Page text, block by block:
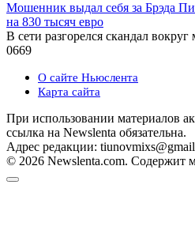
Мошенник выдал себя за Брэда
на 830 тысяч евро
В сети разгорелся скандал
0669
О сайте Ньюслента
Карта сайта
При использовании материалов
ссылка на Newslenta обязательна.
Адрес редакции:
© 2026 Newslenta.com. Содержит